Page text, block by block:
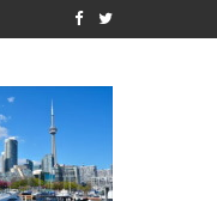
TOP NHỮNG KHU